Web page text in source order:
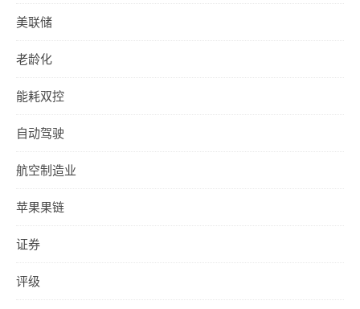
美联储
老龄化
能耗双控
自动驾驶
航空制造业
苹果果链
证券
评级